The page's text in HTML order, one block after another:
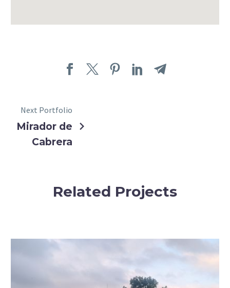
Next Portfolio
Mirador de
Cabrera
Related Projects